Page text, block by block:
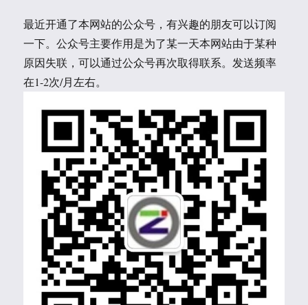
最近开通了本网站的公众号，有兴趣的朋友可以订阅
一下。公众号主要作用是为了某一天本网站由于某种
原因失联，可以通过公众号再次取得联系。发送频率
在1-2次/月左右。